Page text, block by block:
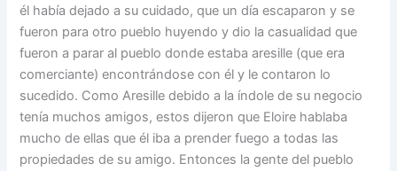
él había dejado a su cuidado, que un día escaparon y se
fueron para otro pueblo huyendo y dio la casualidad que
fueron a parar al pueblo donde estaba aresille (que era
comerciante) encontrándose con él y le contaron lo
sucedido. Como Aresille debido a la índole de su negocio
tenía muchos amigos, estos dijeron que Eloire hablaba
mucho de ellas que él iba a prender fuego a todas las
propiedades de su amigo. Entonces la gente del pueblo